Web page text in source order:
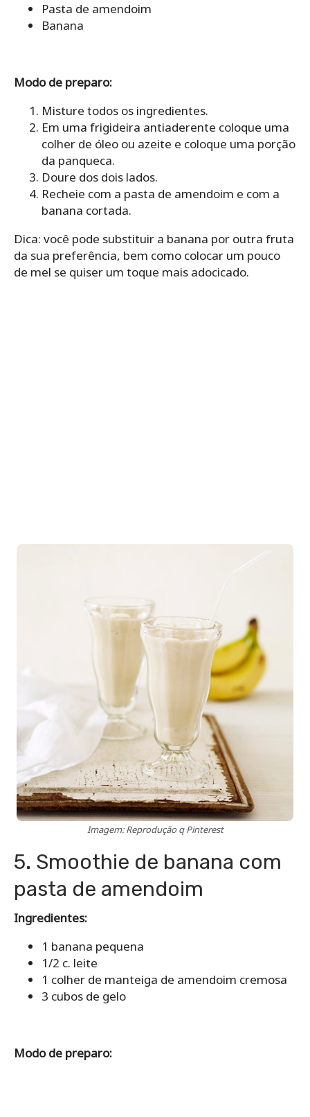
Pasta de amendoim
Banana
Modo de preparo:
Misture todos os ingredientes.
Em uma frigideira antiaderente coloque uma
colher de óleo ou azeite e coloque uma porção
da panqueca.
Doure dos dois lados.
Recheie com a pasta de amendoim e com a
banana cortada.
Dica: você pode substituir a banana por outra fruta
da sua preferência, bem como colocar um pouco
de mel se quiser um toque mais adocicado.
Imagem: Reprodução q Pinterest
5. Smoothie de banana com
pasta de amendoim
Ingredientes:
1 banana pequena
1/2 c. leite
1 colher de manteiga de amendoim cremosa
3 cubos de gelo
Modo de preparo: